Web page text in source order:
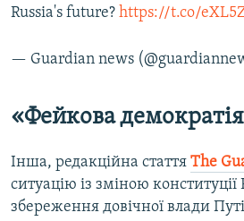
Russia's future? https://t.co/
— Guardian news
«Фейкова
Інша, редакційна стаття The
ситуацію із зміною конституції
збереження довічної влади